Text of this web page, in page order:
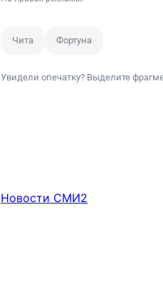
Чита Фортуна
Увидели опечатку? Выделите
Новости СМИ2